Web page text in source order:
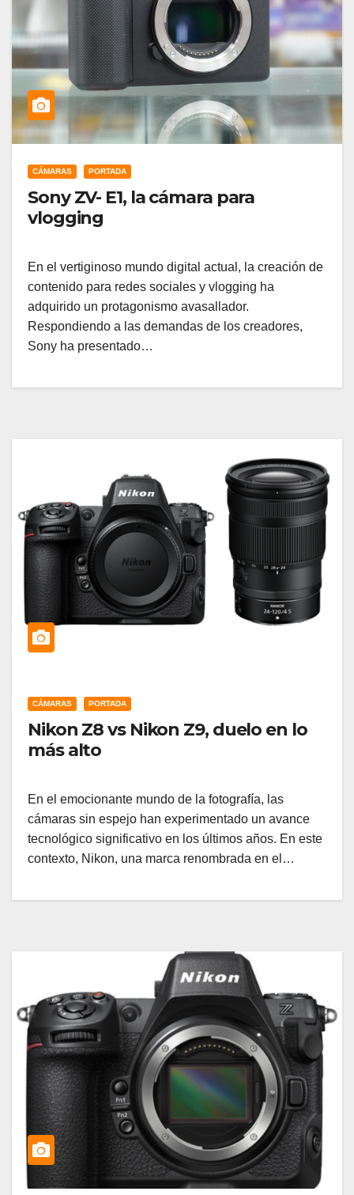
CÁMARAS PORTADA
Sony ZV- E1, la cámara para
vlogging
En el vertiginoso mundo digital actual, la creación de
contenido para redes sociales y vlogging ha
adquirido un protagonismo avasallador.
Respondiendo a las demandas de los creadores,
Sony ha presentado…
CÁMARAS PORTADA
Nikon Z8 vs Nikon Z9, duelo en lo
más alto
En el emocionante mundo de la fotografía, las
cámaras sin espejo han experimentado un avance
tecnológico significativo en los últimos años. En este
contexto, Nikon, una marca renombrada en el…